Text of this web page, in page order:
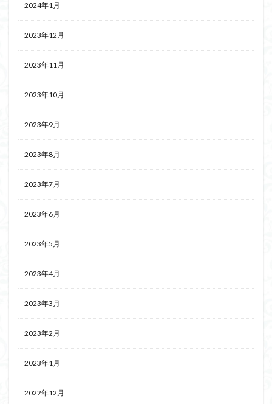
2024年1月
2023年12月
2023年11月
2023年10月
2023年9月
2023年8月
2023年7月
2023年6月
2023年5月
2023年4月
2023年3月
2023年2月
2023年1月
2022年12月